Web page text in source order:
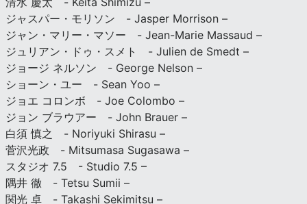
ジャスパー・モリソン - Jasper Morrison –
ジャン・マリー・マソー - Jean-Marie Massaud –
ジュリアン・ドゥ・スメト - Julien de Smedt –
ジョージ ネルソン - George Nelson –
ショーン・ユー - Sean Yoo –
ジョエ コロンボ - Joe Colombo –
ジョン ブラウアー - John Brauer –
白須 慎之 - Noriyuki Shirasu –
菅沢光政 - Mitsumasa Sugasawa –
スタジオ 7.5 - Studio 7.5 –
隅井 徹 - Tetsu Sumii –
関光 卓 - Takashi Sekimitsu –